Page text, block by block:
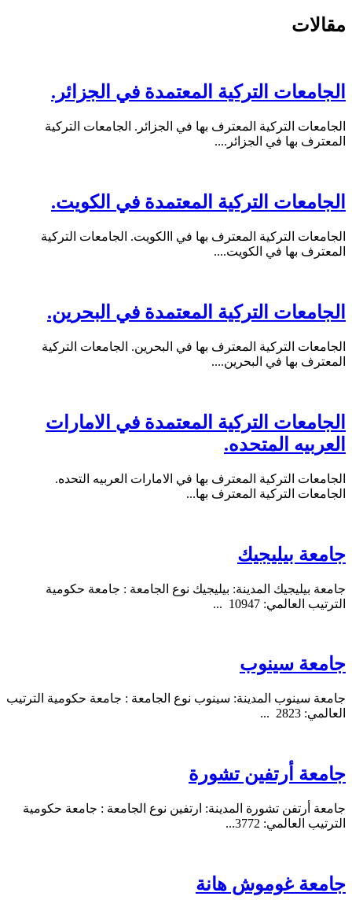
مقالات
الجامعات التركية المعتمدة في الجزائر.
الجامعات التركية المعترف بها في الجزائر. الجامعات التركية
المعترف بها في الجزائر....
الجامعات التركية المعتمدة في الكويت.
الجامعات التركية المعترف بها في االكويت. الجامعات التركية
المعترف بها في الكويت....
الجامعات التركية المعتمدة في البحرين.
الجامعات التركية المعترف بها في البحرين. الجامعات التركية
المعترف بها في البحرين....
الجامعات التركية المعتمدة في الامارات
العربيه المتحده.
الجامعات التركية المعترف بها في الامارات العربيه التحده.
الجامعات التركية المعترف بها...
جامعة بيليجيك
جامعة بيليجيك المدينة: بيليجيك نوع الجامعة : جامعة حكومية
الترتيب العالمي: 10947 ...
جامعة سينوب
جامعة سينوب المدينة: سينوب نوع الجامعة : جامعة حكومية الترتيب
العالمي: 2823 ...
جامعة أرتفين تشورة
جامعة أرتفن تشورة المدينة: ارتفين نوع الجامعة : جامعة حكومية
الترتيب العالمي: 3772...
جامعة غوموش هانة